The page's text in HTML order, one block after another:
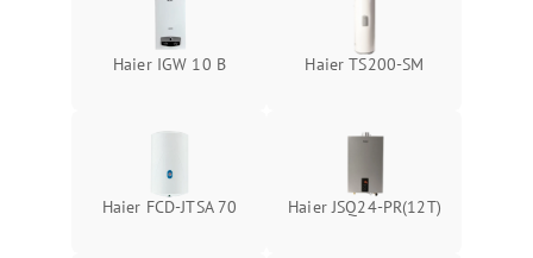
Haier IGW 10 B Haier TS200-SM
Haier FCD-JTSA 70 Haier JSQ24-PR(12T)